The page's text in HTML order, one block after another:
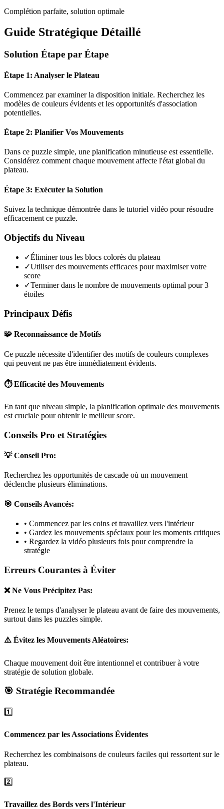
Complétion parfaite, solution optimale
Guide Stratégique Détaillé
Solution Étape par Étape
Étape 1: Analyser le Plateau
Commencez par examiner la disposition initiale. Recherchez les
modèles de couleurs évidents et les opportunités d'association
potentielles.
Étape 2: Planifier Vos Mouvements
Dans ce puzzle simple, une planification minutieuse est essentielle.
Considérez comment chaque mouvement affecte l'état global du
plateau.
Étape 3: Exécuter la Solution
Suivez la technique démontrée dans le tutoriel vidéo pour résoudre
efficacement ce puzzle.
Objectifs du Niveau
✓Éliminer tous les blocs colorés du plateau
✓Utiliser des mouvements efficaces pour maximiser votre
score
✓Terminer dans le nombre de mouvements optimal pour 3
étoiles
Principaux Défis
🧩 Reconnaissance de Motifs
Ce puzzle nécessite d'identifier des motifs de couleurs complexes
qui peuvent ne pas être immédiatement évidents.
⏱️ Efficacité des Mouvements
En tant que niveau simple, la planification optimale des mouvements
est cruciale pour obtenir le meilleur score.
Conseils Pro et Stratégies
💡 Conseil Pro:
Recherchez les opportunités de cascade où un mouvement
déclenche plusieurs éliminations.
🎯 Conseils Avancés:
• Commencez par les coins et travaillez vers l'intérieur
• Gardez les mouvements spéciaux pour les moments critiques
• Regardez la vidéo plusieurs fois pour comprendre la
stratégie
Erreurs Courantes à Éviter
❌ Ne Vous Précipitez Pas:
Prenez le temps d'analyser le plateau avant de faire des mouvements,
surtout dans les puzzles simple.
⚠️ Évitez les Mouvements Aléatoires:
Chaque mouvement doit être intentionnel et contribuer à votre
stratégie de solution globale.
🎯 Stratégie Recommandée
1️⃣
Commencez par les Associations Évidentes
Recherchez les combinaisons de couleurs faciles qui ressortent sur le
plateau.
2️⃣
Travaillez des Bords vers l'Intérieur